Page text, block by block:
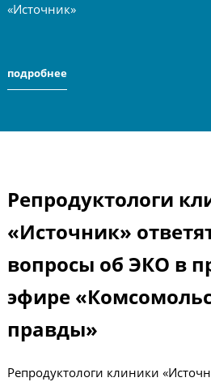
«Источник»
подробнее
Репродуктологи
«Источник»
вопросы об ЭКО в
эфире
правды»
Репродуктологи клиники